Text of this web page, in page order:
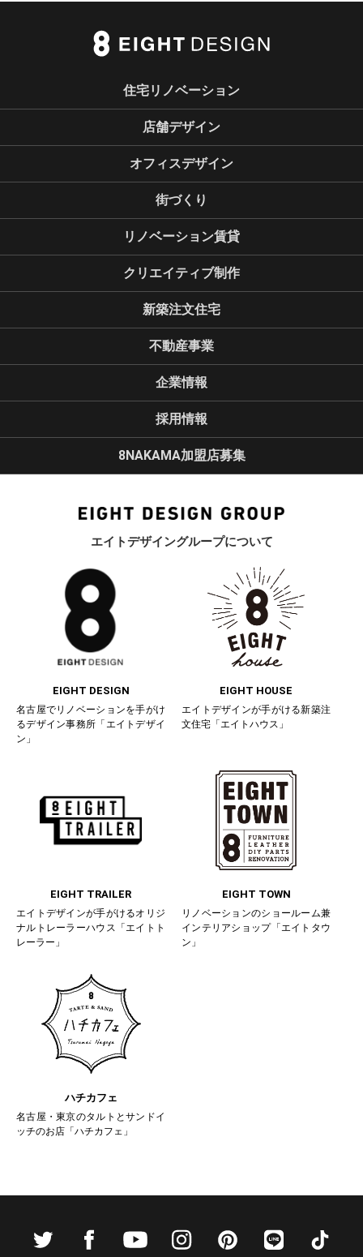
エイトデザイングループについて
EIGHT DESIGN
名古屋でリノベーションを手がけ
るデザイン事務所「エイトデザイ
ン」
EIGHT HOUSE
エイトデザインが手がける新築注
文住宅「エイトハウス」
EIGHT TRAILER
エイトデザインが手がけるオリジ
ナルトレーラーハウス「エイトト
レーラー」
EIGHT TOWN
リノベーションのショールーム兼
インテリアショップ「エイトタウ
ン」
ハチカフェ
名古屋・東京のタルトとサンドイ
ッチのお店「ハチカフェ」
住宅リノベーション
店舗デザイン
オフィスデザイン
街づくり
リノベーション賃貸
クリエイティブ制作
新築注文住宅
不動産事業
企業情報
採用情報
8NAKAMA加盟店募集